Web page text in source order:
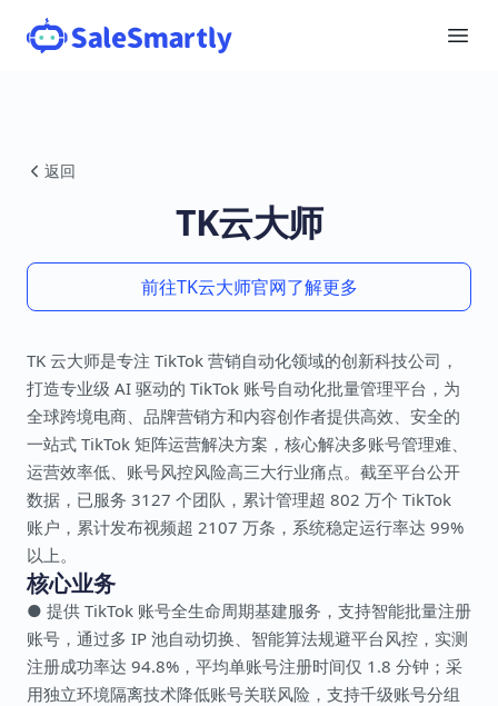
返回
TK云大师
前往TK云大师官网了解更多
TK 云大师是专注 TikTok 营销自动化领域的创新科技公司，
打造专业级 AI 驱动的 TikTok 账号自动化批量管理平台，为
全球跨境电商、品牌营销方和内容创作者提供高效、安全的
一站式 TikTok 矩阵运营解决方案，核心解决多账号管理难、
运营效率低、账号风控风险高三大行业痛点。截至平台公开
数据，已服务 3127 个团队，累计管理超 802 万个 TikTok
账户，累计发布视频超 2107 万条，系统稳定运行率达 99%
以上。
核心业务
● 提供 TikTok 账号全生命周期基建服务，支持智能批量注册
账号，通过多 IP 池自动切换、智能算法规避平台风控，实测
注册成功率达 94.8%，平均单账号注册时间仅 1.8 分钟；采
用独立环境隔离技术降低账号关联风险，支持千级账号分组